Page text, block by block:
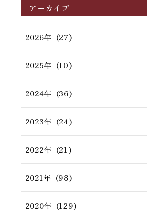
アーカイブ
2026年 (27)
2025年 (10)
2024年 (36)
2023年 (24)
2022年 (21)
2021年 (98)
2020年 (129)